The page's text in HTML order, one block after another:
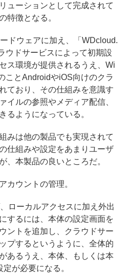
ューションとして完成されて
特徴となる。
ドウェアに加え、「WDcloud.
ウドサービスによって初期設
ス環境が提供されるうえ、Wi
ことAndroidやiOS向けのクラ
ており、その仕組みを意識す
イルの参照やメディア配信、
るようになっている。
みは他の製品でも実現されて
仕組みや設定をあまりユーザ
、本製品の良いところだ。
カウントの管理。
ローカルアクセスに加え外出
するには、本体の設定画面を
ントを追加し、クラウドサー
プするというように、全体的
あるうえ、本体、もしくは本
が必要になる。